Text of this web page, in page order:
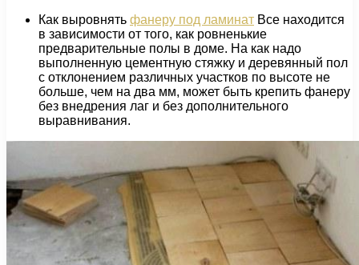
Как выровнять фанеру под ламинат Все находится
в зависимости от того, как ровненькие
предварительные полы в доме. На как надо
выполненную цементную стяжку и деревянный пол
с отклонением различных участков по высоте не
больше, чем на два мм, может быть крепить фанеру
без внедрения лаг и без дополнительного
выравнивания.